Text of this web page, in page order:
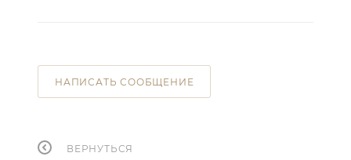
НАПИСАТЬ СООБЩЕНИЕ
ВЕРНУТЬСЯ